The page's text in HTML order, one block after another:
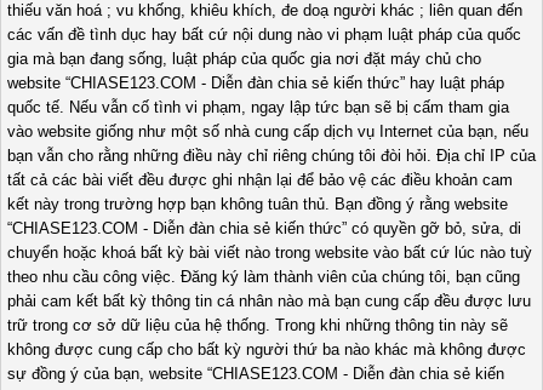
thiếu văn hoá ; vu khống, khiêu khích, đe doạ người khác ; liên quan đến
các vấn đề tình dục hay bất cứ nội dung nào vi phạm luật pháp của quốc
gia mà bạn đang sống, luật pháp của quốc gia nơi đặt máy chủ cho
website “CHIASE123.COM - Diễn đàn chia sẻ kiến thức” hay luật pháp
quốc tế. Nếu vẫn cố tình vi phạm, ngay lập tức bạn sẽ bị cấm tham gia
vào website giống như một số nhà cung cấp dịch vụ Internet của bạn, nếu
bạn vẫn cho rằng những điều này chỉ riêng chúng tôi đòi hỏi. Địa chỉ IP của
tất cả các bài viết đều được ghi nhận lại để bảo vệ các điều khoản cam
kết này trong trường hợp bạn không tuân thủ. Bạn đồng ý rằng website
“CHIASE123.COM - Diễn đàn chia sẻ kiến thức” có quyền gỡ bỏ, sửa, di
chuyển hoặc khoá bất kỳ bài viết nào trong website vào bất cứ lúc nào tuỳ
theo nhu cầu công việc. Đăng ký làm thành viên của chúng tôi, bạn cũng
phải cam kết bất kỳ thông tin cá nhân nào mà bạn cung cấp đều được lưu
trữ trong cơ sở dữ liệu của hệ thống. Trong khi những thông tin này sẽ
không được cung cấp cho bất kỳ người thứ ba nào khác mà không được
sự đồng ý của bạn, website “CHIASE123.COM - Diễn đàn chia sẻ kiến